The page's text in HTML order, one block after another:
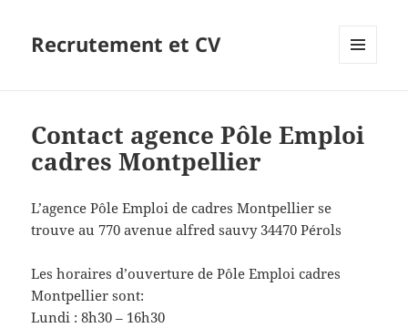
Recrutement et CV
Contact agence Pôle Emploi
cadres Montpellier
L’agence Pôle Emploi de cadres Montpellier se
trouve au 770 avenue alfred sauvy 34470 Pérols
Les horaires d’ouverture de Pôle Emploi cadres
Montpellier sont:
Lundi : 8h30 – 16h30